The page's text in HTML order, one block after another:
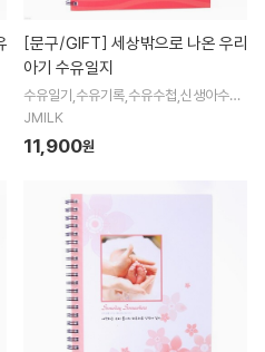
[문구/GIFT]
아기 수유일지
수유일기,수유기록,수유수첩,신생아수첩,
수유일지,성장일기,신생아관찰기록지,제
JMILK
11,900원